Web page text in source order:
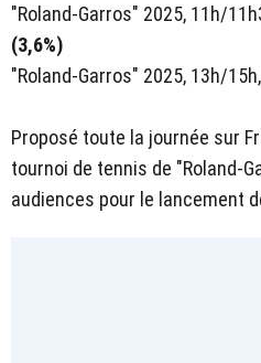
"Roland-Garros" 2025, 11h/
(3,6%)
"Roland-Garros" 2025, 13h/
Proposé toute la journée sur
tournoi de tennis de "Roland-
audiences pour le lancement